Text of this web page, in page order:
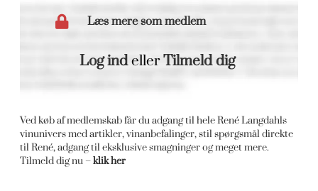
Læs mere som medlem
Log indellerTilmeld dig
Ved køb af medlemskab får du adgang til hele René Langdahls
vinunivers med artikler, vinanbefalinger, stil spørgsmål direkte
til René, adgang til eksklusive smagninger og meget mere.
Tilmeld dig nu –klik her